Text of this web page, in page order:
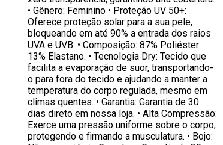
• Gênero: Feminino • Proteção UV 50+:
Oferece proteção solar para a sua pele,
bloqueando em até 90% a entrada dos raios
UVA e UVB. • Composição: 87% Poliéster
13% Elastano. • Tecnologia Dry: Tecido que
facilita a evaporação de suor, transportando-
o para fora do tecido e ajudando a manter a
temperatura do corpo regulada, mesmo em
climas quentes. • Garantia: Garantia de 30
dias direto em nossa loja. • Alta Compressão:
Exerce uma pressão uniforme sobre o corpo,
protegendo e firmando a musculatura. • Bojo: